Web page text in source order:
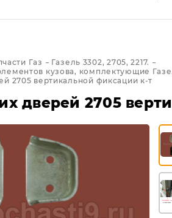
Газ
Газель 3302, 2705, 2217.
кузова, комплектующие
2705 вертикальной фиксации к-т
дверей 2705